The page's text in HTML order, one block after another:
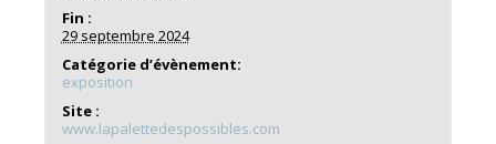
Fin :
29 septembre 2024
Catégorie d’évènement:
exposition
Site :
www.lapalettedespossibles.com